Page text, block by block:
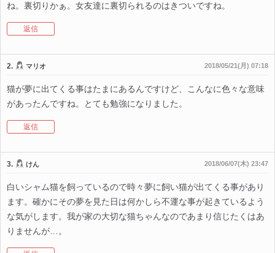
ね。裏切りかぁ。女友達に裏切られるのはきついですね。
返信
2. マリオ 2018/05/21(月) 07:18
猫が夢に出てくる事はたまにあるんですけど、こんなに色々な意味
があったんですね。とても勉強になりました。
返信
3. けん 2018/06/07(木) 23:47
白いシャム猫を飼っているので時々夢に飼い猫が出てくる事があり
ます。確かにその夢を見た日は何かしら不運な事が起きているよう
な気がします。我が家の大切な猫ちゃんなのであまり信じたくはあ
りませんが…。